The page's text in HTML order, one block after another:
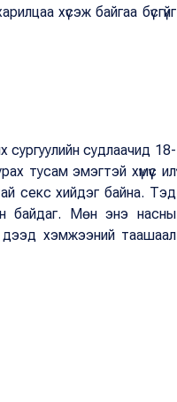
хүсэж байгаа бүсгүйг
сургуулийн судлаачид 18-
тусам эмэгтэй хүмүүс илүү
секс хийдэг байна. Тэд
байдаг. Мөн энэ насны
дээд хэмжээний таашаал